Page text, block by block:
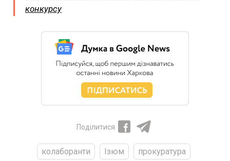
конкурсу
Поділитися
колаборанти Ізюм прокуратура